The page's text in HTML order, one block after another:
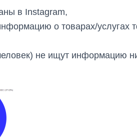
в Instagram,
о товарах/услугах
не ищут информацию